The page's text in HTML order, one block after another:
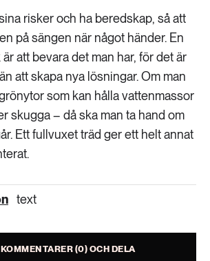
risker och ha beredskap, så att
på sängen när något händer. En
att bevara det man har, för det är
att skapa nya lösningar. Om man
som kan hålla vattenmassor
skugga – då ska man ta hand om
Ett fullvuxet träd ger ett helt annat
text
(0) OCH DELA